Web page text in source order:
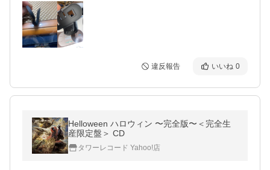
違反報告 いいね 0
Helloween ハロウィン 〜完全版〜＜完全生
産限定盤＞ CD
タワーレコード Yahoo!店